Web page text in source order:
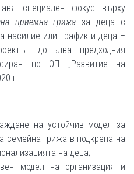
специален фокус върху
приемна грижа за деца с
насилие или трафик и деца –
допълва предходния
по ОП „Развитие на
г.
на устойчив модел за
семейна грижа в подкрепа на
на деца;
модел на организация и